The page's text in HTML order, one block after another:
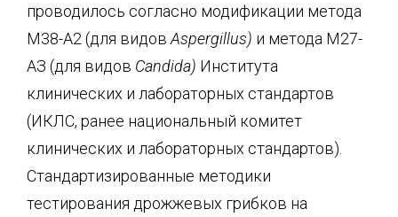
проводилось согласно модификации метода
М38-А2 (для видов Aspergillus) и метода М27-
АЗ (для видов Candida) Института
клинических и лабораторных стандартов
(ИКЛС, ранее национальный комитет
клинических и лабораторных стандартов).
Стандартизированные методики
тестирования дрожжевых грибков на